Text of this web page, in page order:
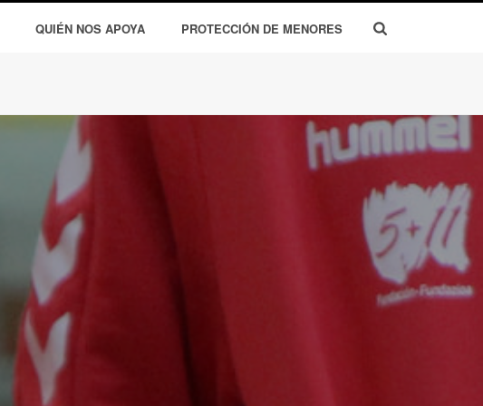
QUIÉN NOS APOYA PROTECCIÓN DE MENORES